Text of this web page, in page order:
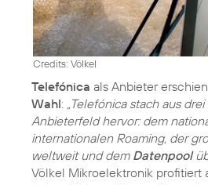
Credits: Völkel
Telefónica als Anbieter
Wahl: „Telefónica stach aus
Anbieterfeld hervor: dem
internationalen Roaming, der
weltweit und dem Datenpool
Völkel Mikroelektronik profitiert